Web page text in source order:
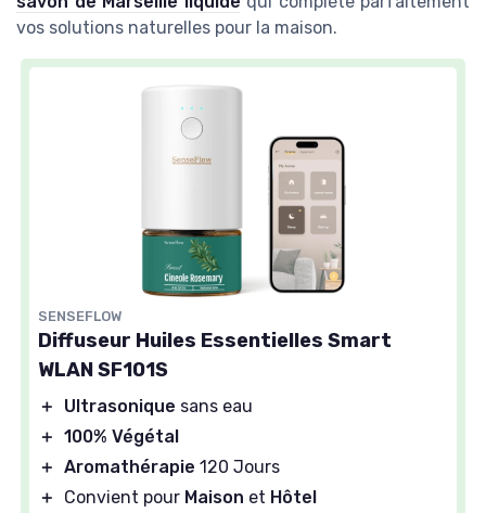
vos solutions naturelles pour la maison.
SENSEFLOW
Diffuseur Huiles Essentielles Smart
WLAN SF101S
＋ Ultrasonique sans eau
＋ 100% Végétal
＋ Aromathérapie 120 Jours
＋
Convient pour Maison et Hôtel